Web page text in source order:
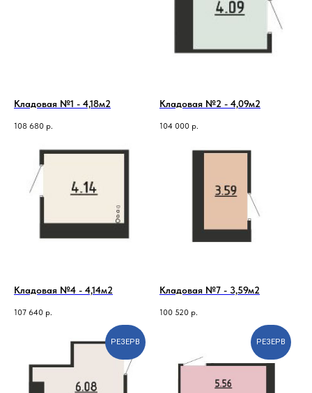
Кладовая №1 - 4,18м2
108 680 р.
Кладовая №2 - 4,09м2
104 000 р.
Кладовая №4 - 4,14м2
107 640 р.
Кладовая №7 - 3,59м2
100 520 р.
РЕЗЕРВ РЕЗЕРВ